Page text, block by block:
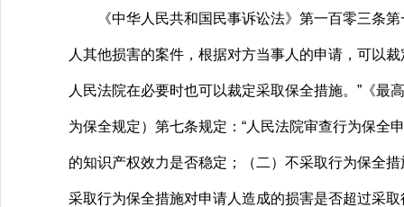
《中华人民共和国民事诉讼法》第一百零三条第
人其他损害的案件，根据对方当事人的申请，可以
人民法院在必要时也可以裁定采取保全措施。”《
为保全规定）第七条规定：“人民法院审查行为保全
的知识产权效力是否稳定；（二）不采取行为保全
采取行为保全措施对申请人造成的损害是否超过采